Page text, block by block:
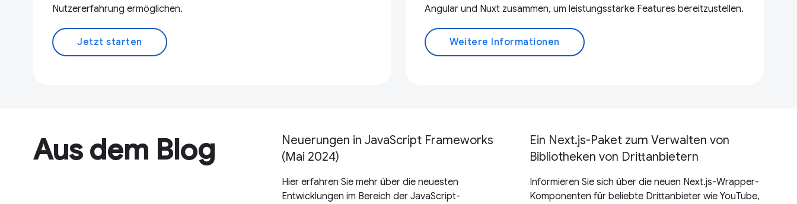
Nutzererfahrung ermöglichen.
Jetzt starten
Angular und Nuxt zusammen, um leistungsstarke Features bereitzustellen.
Weitere Informationen
Aus dem Blog
Neuerungen in JavaScript Frameworks
(Mai 2024)
Hier erfahren Sie mehr über die neuesten
Entwicklungen im Bereich der JavaScript-
Ein Next.js-Paket zum Verwalten von
Bibliotheken von Drittanbietern
Informieren Sie sich über die neuen Next.js-Wrapper-
Komponenten für beliebte Drittanbieter wie YouTube,